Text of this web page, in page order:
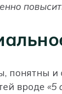
понятны и
вроде «5